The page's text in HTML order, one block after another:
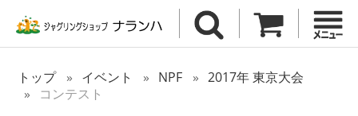
トップ イベント NPF
2017年 東京大会
コンテスト